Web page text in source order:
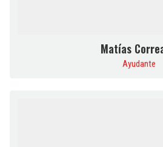
Matías
Ayudante